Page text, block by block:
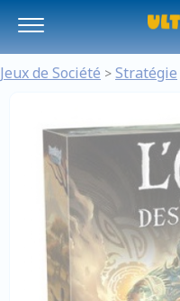
Jeux de Société > Stratégie